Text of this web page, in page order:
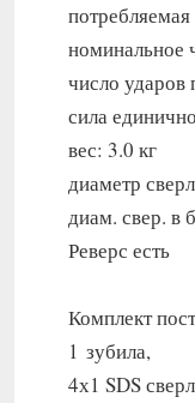
номинальное
число
сила
вес: 3.0 кг
диаметр
диам. свер. в
Реверс есть
Комплект
1 зубила,
4х1 SDS